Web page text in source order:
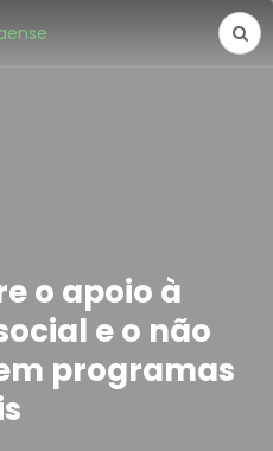
o apoio à
e o não
programas